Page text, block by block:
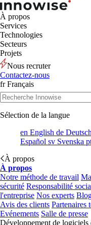
À propos
Services
Technologies
Secteurs
Projets
Nous recruter
Contactez-nous
fr Français
Sélection de la langue
en English de Deutsch
Español sv Svenska
À propos
À propos
Notre méthode de travail
sécurité Responsabilité
l'entreprise Nos experts
Avis des clients Partenaires
Evénements Salle de presse
Développement de logiciels